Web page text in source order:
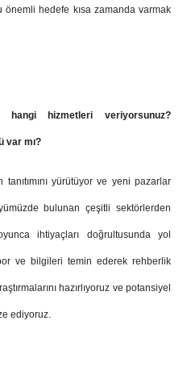
hedefe kısa zamanda varmak
hizmetleri veriyorsunuz?
var mı?
yürütüyor ve yeni pazarlar
bulunan çeşitli sektörlerden
ihtiyaçları doğrultusunda yol
ve bilgileri temin ederek rehberlik
hazırlıyoruz ve potansiyel
ediyoruz.